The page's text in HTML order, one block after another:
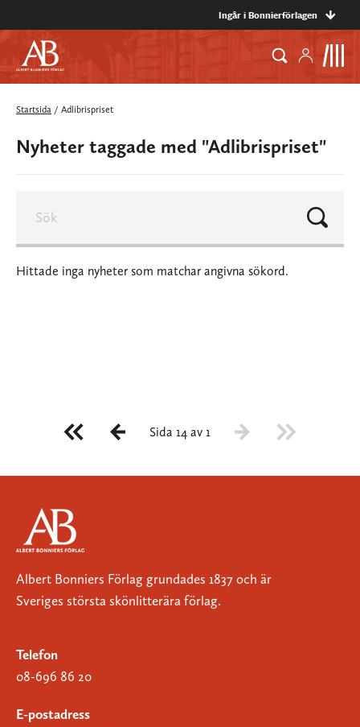
Ingår i Bonnierförlagen
Startsida / Adlibrispriset
Nyheter taggade med "Adlibrispriset"
Hittade inga nyheter som matchar angivna sökord.
Sida 14 av 1
Albert Bonniers Förlag grundades 1837 och är
Sveriges största skönlitterära förlag.
Telefon
08-696 86 20
E-postadress